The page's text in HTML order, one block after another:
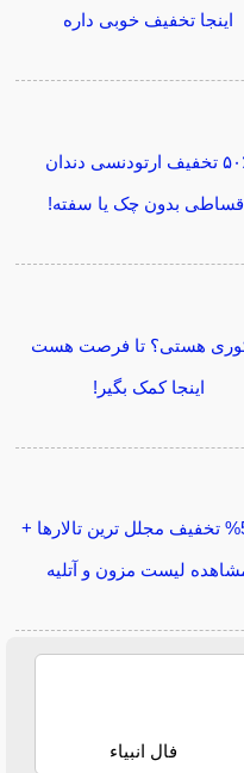
اینجا تخفیف خوبی داره
۵۰٪ تخفیف ارتودنسی دندان
اقساطی بدون چک یا سفته!
هستی؟ تا فرصت هست
اینجا کمک بگیر!
تا 50% تخفیف مجلل ترین تالارها +
لیست مزون و آتلیه
فال انبیاء